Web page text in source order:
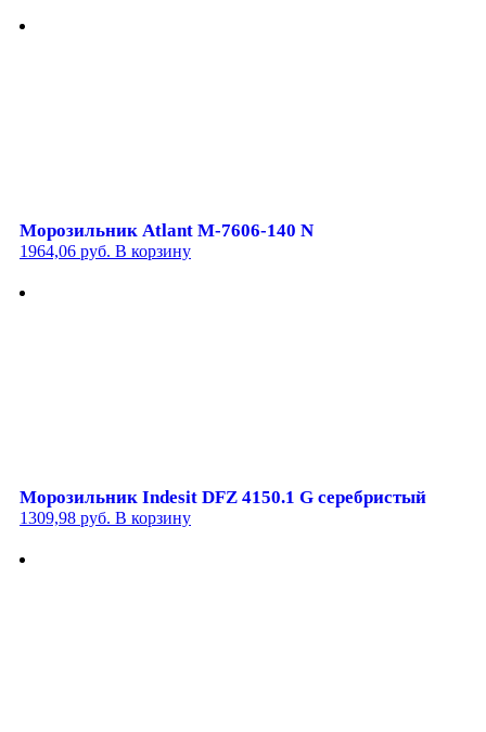
Морозильник Atlant М-7606-140 N
1964,06 руб. В корзину
Морозильник Indesit DFZ 4150.1 G серебристый
1309,98 руб. В корзину